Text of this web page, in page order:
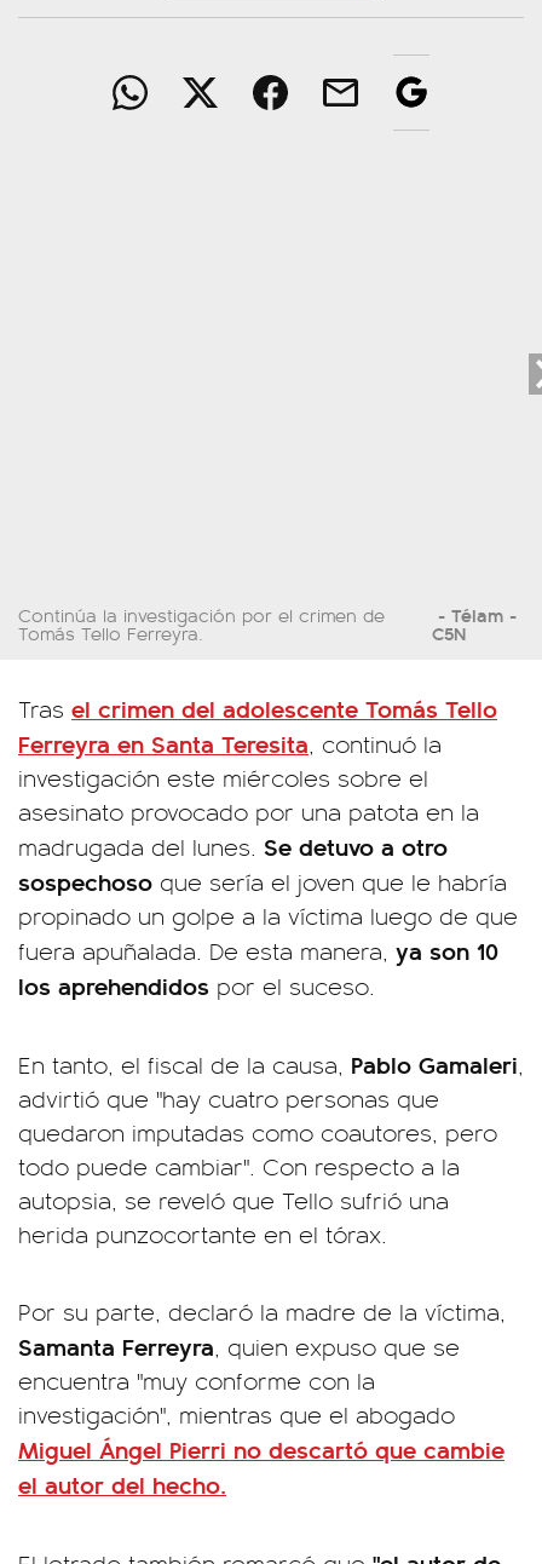
Continúa la investigación por el crimen de
Tomás Tello Ferreyra.
Télam -
C5N
Tras el crimen del adolescente Tomás Tello
Ferreyra en Santa Teresita, continuó la
investigación este miércoles sobre el
asesinato provocado por una patota en la
madrugada del lunes. Se detuvo a otro
sospechoso que sería el joven que le habría
propinado un golpe a la víctima luego de que
fuera apuñalada. De esta manera, ya son 10
los aprehendidos por el suceso.
En tanto, el fiscal de la causa, Pablo Gamaleri,
advirtió que "hay cuatro personas que
quedaron imputadas como coautores, pero
todo puede cambiar". Con respecto a la
autopsia, se reveló que Tello sufrió una
herida punzocortante en el tórax.
Por su parte, declaró la madre de la víctima,
Samanta Ferreyra, quien expuso que se
encuentra "muy conforme con la
investigación", mientras que el abogado
Miguel Ángel Pierri no descartó que cambie
el autor del hecho.